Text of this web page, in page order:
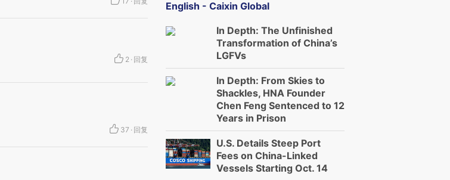
2 · 回复
37 · 回复
English - Caixin Global
In Depth: The Unfinished
Transformation of China’s
LGFVs
In Depth: From Skies to
Shackles, HNA Founder
Chen Feng Sentenced to 12
Years in Prison
U.S. Details Steep Port
Fees on China-Linked
Vessels Starting Oct. 14